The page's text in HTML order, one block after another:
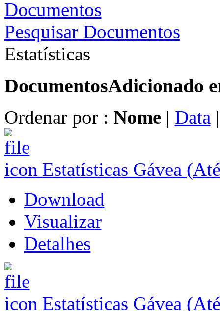
Pesquisar Documentos
Estatísticas
DocumentosAdicionado
Ordenar por : Nome | Data
Estatísticas Gávea
Download
Visualizar
Detalhes
Estatísticas Gávea